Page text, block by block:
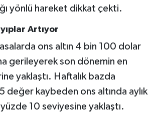
yönlü hareket dikkat çekti.
Artıyor
ons altın 4 bin 100 dolar
gerileyerek son dönemin en
yaklaştı. Haftalık bazda
değer kaybeden ons altında aylık
10 seviyesine yaklaştı.